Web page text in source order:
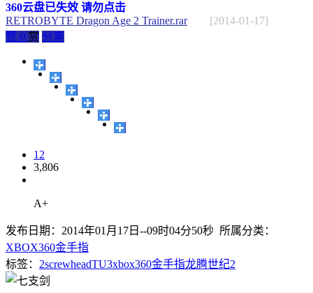
360云盘已失效 请勿点击
RETROBYTE Dragon Age 2 Trainer.rar
[2014-01-17]
赞 0 赏 分享
12
3,806
A+
发布日期：2014年01月17日--09时04分50秒 所属分类：
XBOX360金手指
标签： 2screwheadTU3xbox360金手指龙腾世纪2